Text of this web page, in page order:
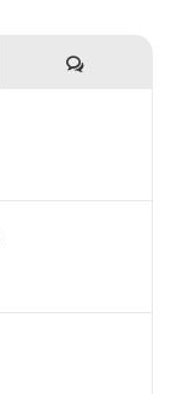
Komentari